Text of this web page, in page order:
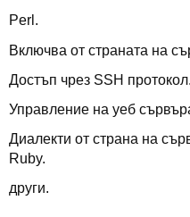
Perl.
Включва от страната на
Достъп чрез SSH протокол.
Управление на уеб
Диалекти от страна на
Ruby.
други.